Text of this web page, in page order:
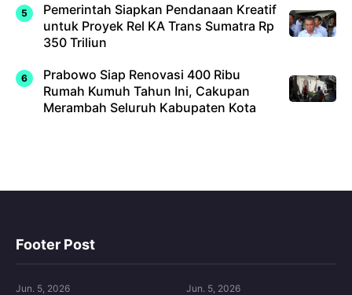
Pemerintah Siapkan Pendanaan Kreatif
untuk Proyek Rel KA Trans Sumatra Rp
350 Triliun
Prabowo Siap Renovasi 400 Ribu
Rumah Kumuh Tahun Ini, Cakupan
Merambah Seluruh Kabupaten Kota
Footer Post
Jun. 5, 2026 Jun. 5, 2026